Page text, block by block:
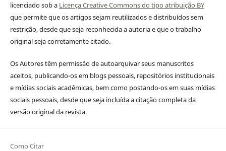
licenciado sob a Licença Creative Commons do tipo atribuição BY
que permite que os artigos sejam reutilizados e distribuídos sem
restrição, desde que seja reconhecida a autoria e que o trabalho
original seja corretamente citado.
Os Autores têm permissão de autoarquivar seus manuscritos
aceitos, publicando-os em blogs pessoais, repositórios institucionais
e mídias sociais acadêmicas, bem como postando-os em suas mídias
sociais pessoais, desde que seja incluída a citação completa da
versão original da revista.
Como Citar